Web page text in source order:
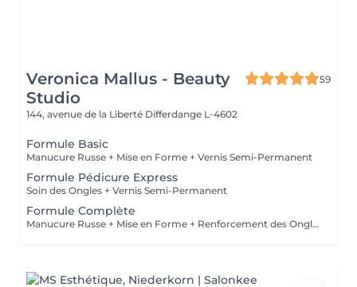
Veronica Mallus - Beauty
Studio
59
144, avenue de la Liberté Differdange L-4602
Formule Basic
Manucure Russe + Mise en Forme + Vernis Semi-Permanent
Formule Pédicure Express
Soin des Ongles + Vernis Semi-Permanent
Formule Complète
Manucure Russe + Mise en Forme + Renforcement des Ongles Naturels + Vernis Semi-Permanent